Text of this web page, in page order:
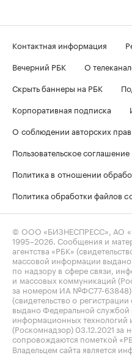
Контактная информация
Вечерний РБК
О
Скрыть баннеры на РБК
Корпоративная подписка
О соблюдении авторских прав
Пользовательское соглашение
Политика в отношении
Политика обработки файлов
© ООО «БИЗНЕСПРЕСС», АО
1995–2026 . Сообщения и
агентства «РБК»
массовой информации
по надзору в сфере связи,
и массовых коммуникаций
за номером ИА №ФС77-63848)
(свидетельство о
выдано Федеральной службой
информационных технологий
(Роскомнадзор) 03.12.2021
сопровождаются пометкой
Владельцем сайта является